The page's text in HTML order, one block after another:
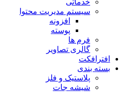
سیستم مدیریت محتوا
افزونه
پوسته
فرم ها
گالری تصاویر
افترافکت
بسته بندی
پلاستیک و فلز
شیشه جات